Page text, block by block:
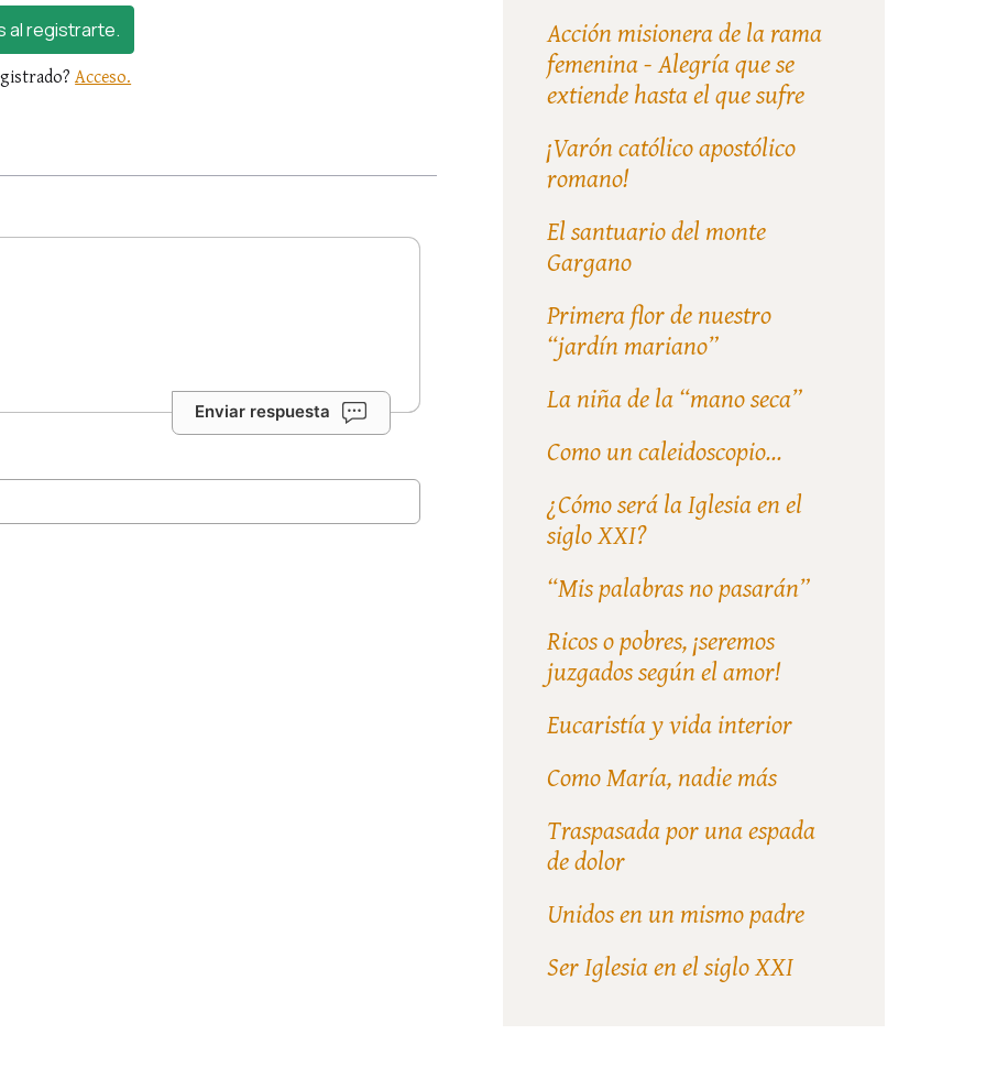
al registrarte.
Acceso.
Enviar respuesta
Acción misionera de la rama
femenina - Alegría que se
extiende hasta el que sufre
¡Varón católico apostólico
romano!
El santuario del monte
Gargano
Primera flor de nuestro
“jardín mariano”
La niña de la “mano seca”
Como un caleidoscopio...
¿Cómo será la Iglesia en el
siglo XXI?
“Mis palabras no pasarán”
Ricos o pobres, ¡seremos
juzgados según el amor!
Eucaristía y vida interior
Como María, nadie más
Traspasada por una espada
de dolor
Unidos en un mismo padre
Ser Iglesia en el siglo XXI